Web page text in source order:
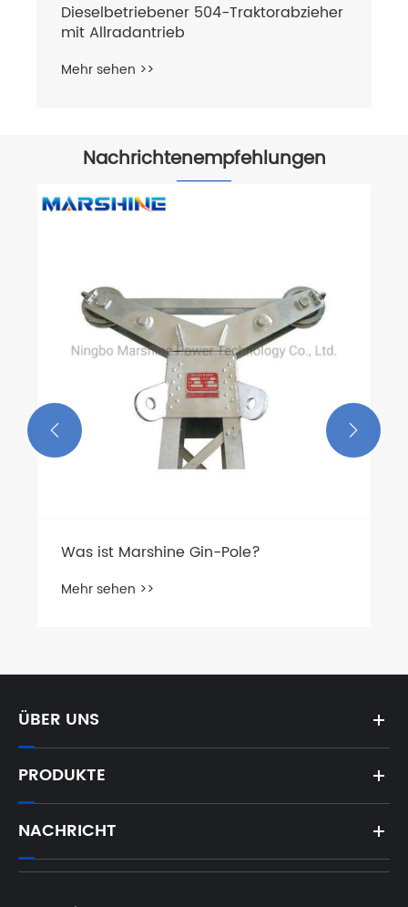
Dieselbetriebener 504-Traktorabzieher
mit Allradantrieb
Mehr sehen >>
Nachrichtenempfehlungen
Was ist Marshine Gin-Pole?
Mehr sehen >>
 
ÜBER UNS
PRODUKTE
NACHRICHT